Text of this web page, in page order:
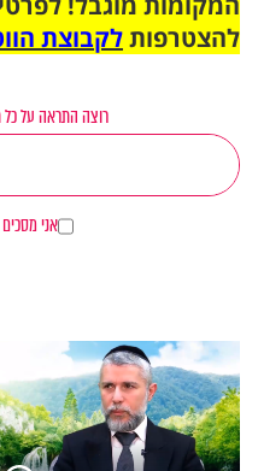
להצטרפותלקבוצת
רוצה התראה על כל
אני מסכים